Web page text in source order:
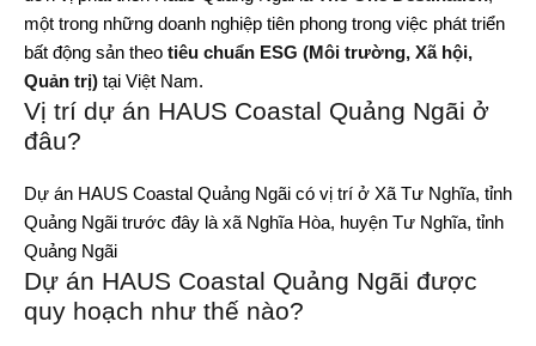
một trong những doanh nghiệp tiên phong trong việc phát triển
bất động sản theo tiêu chuẩn ESG (Môi trường, Xã hội,
Quản trị) tại Việt Nam.
Vị trí dự án HAUS Coastal Quảng Ngãi ở
đâu?
Dự án HAUS Coastal Quảng Ngãi có vị trí ở Xã Tư Nghĩa, tỉnh
Quảng Ngãi trước đây là xã Nghĩa Hòa, huyện Tư Nghĩa, tỉnh
Quảng Ngãi
Dự án HAUS Coastal Quảng Ngãi được
quy hoạch như thế nào?